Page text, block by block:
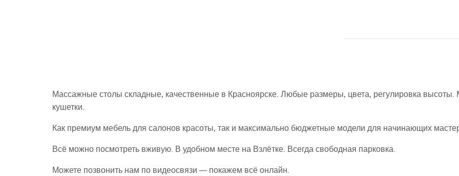
Массажные столы складные, качественные в Красноярске. Любые размеры, цвета, регулировка высоты.
кушетки.
Как премиум мебель для салонов красоты, так и максимально бюджетные модели для начинающих
Всё можно посмотреть вживую. В удобном месте на Взлётке. Всегда свободная парковка.
Можете позвонить нам по видеосвязи — покажем всё онлайн.